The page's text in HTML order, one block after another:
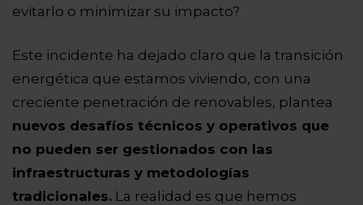
evitarlo o minimizar su impacto?
Este incidente ha dejado claro que la transición
energética que estamos viviendo, con una
creciente penetración de renovables, plantea
nuevos desafíos técnicos y operativos que
no pueden ser gestionados con las
infraestructuras y metodologías
tradicionales. La realidad es que hemos